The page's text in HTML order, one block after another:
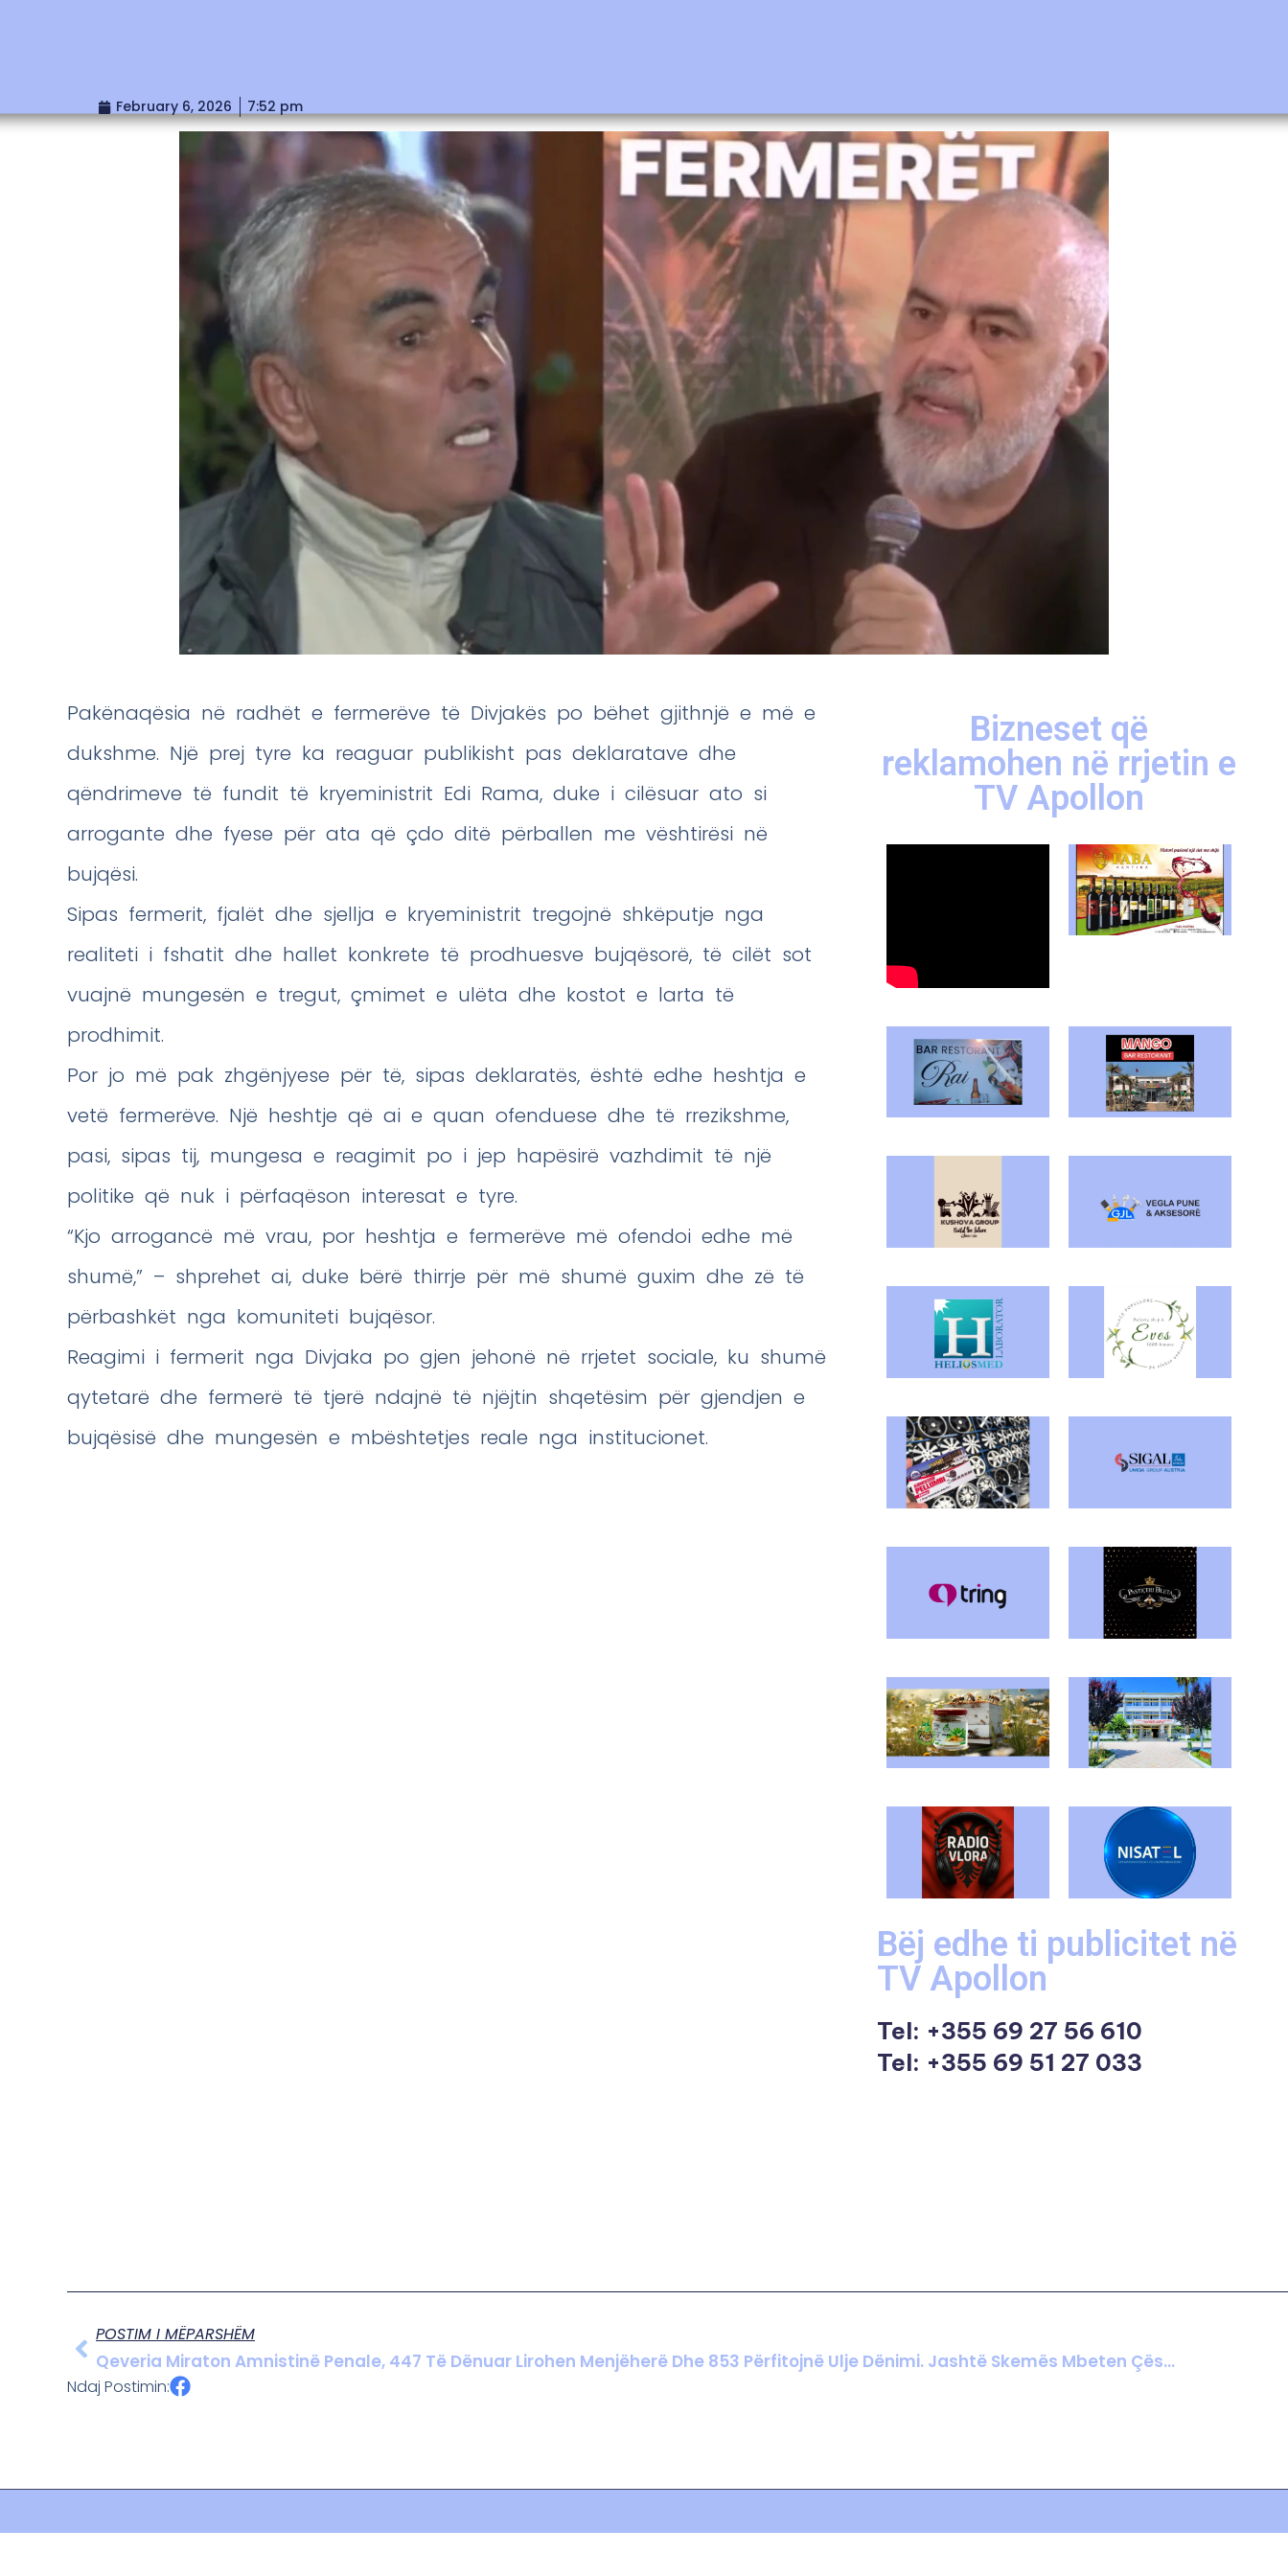
February 6, 2026 7:52 pm
Pakënaqësia në radhët e fermerëve të Divjakës po bëhet gjithnjë e më e
dukshme. Një prej tyre ka reaguar publikisht pas deklaratave dhe
qëndrimeve të fundit të kryeministrit Edi Rama, duke i cilësuar ato si
arrogante dhe fyese për ata që çdo ditë përballen me vështirësi në
bujqësi.
Sipas fermerit, fjalët dhe sjellja e kryeministrit tregojnë shkëputje nga
realiteti i fshatit dhe hallet konkrete të prodhuesve bujqësorë, të cilët sot
vuajnë mungesën e tregut, çmimet e ulëta dhe kostot e larta të
prodhimit.
Por jo më pak zhgënjyese për të, sipas deklaratës, është edhe heshtja e
vetë fermerëve. Një heshtje që ai e quan ofenduese dhe të rrezikshme,
pasi, sipas tij, mungesa e reagimit po i jep hapësirë vazhdimit të një
politike që nuk i përfaqëson interesat e tyre.
“Kjo arrogancë më vrau, por heshtja e fermerëve më ofendoi edhe më
shumë,” – shprehet ai, duke bërë thirrje për më shumë guxim dhe zë të
përbashkët nga komuniteti bujqësor.
Reagimi i fermerit nga Divjaka po gjen jehonë në rrjetet sociale, ku shumë
qytetarë dhe fermerë të tjerë ndajnë të njëjtin shqetësim për gjendjen e
bujqësisë dhe mungesën e mbështetjes reale nga institucionet.
Bizneset që
reklamohen në rrjetin e
TV Apollon
Bëj edhe ti publicitet në
TV Apollon
Tel: +355 69 27 56 610
Tel: +355 69 51 27 033
POSTIM I MËPARSHËM
Qeveria Miraton Amnistinë Penale, 447 Të Dënuar Lirohen Menjëherë Dhe 853 Përfitojnë Ulje Dënimi. Jashtë Skemës Mbeten Çështjet E SPAK Dhe GJKKO
Ndaj Postimin: